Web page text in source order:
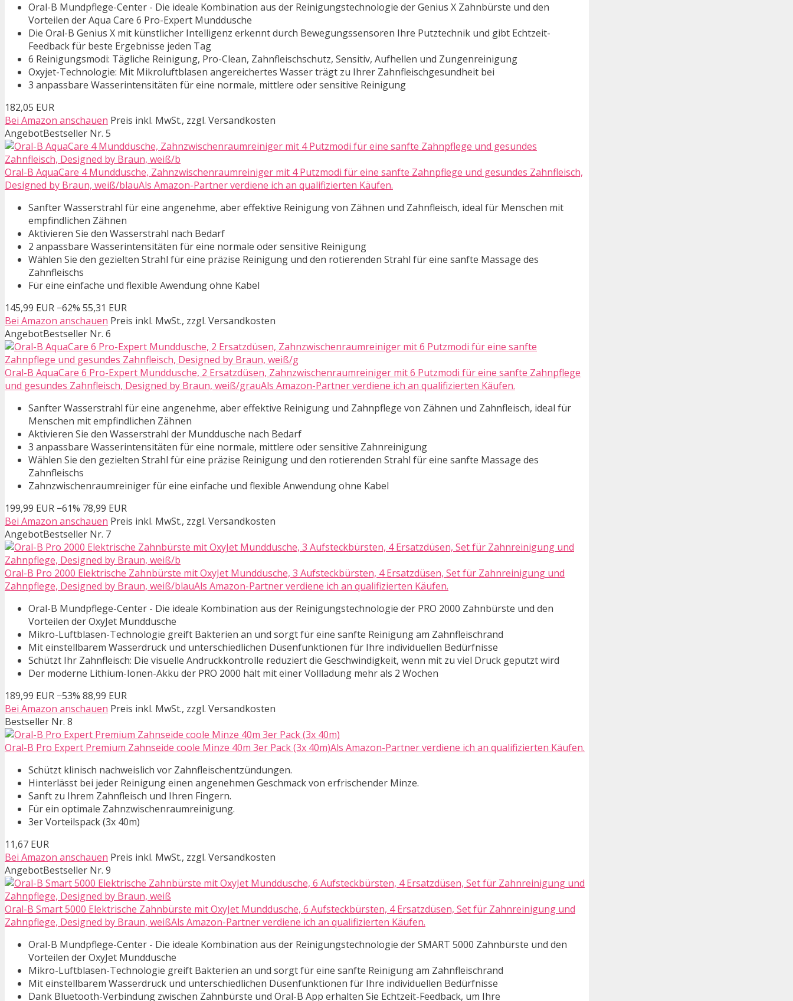
Oral-B Mundpflege-Center - Die ideale Kombination aus der Reinigungstechnologie der Genius X Zahnbürste und den
Vorteilen der Aqua Care 6 Pro-Expert Munddusche
Die Oral-B Genius X mit künstlicher Intelligenz erkennt durch Bewegungssensoren Ihre Putztechnik und gibt Echtzeit-
Feedback für beste Ergebnisse jeden Tag
6 Reinigungsmodi: Tägliche Reinigung, Pro-Clean, Zahnfleischschutz, Sensitiv, Aufhellen und Zungenreinigung
Oxyjet-Technologie: Mit Mikroluftblasen angereichertes Wasser trägt zu Ihrer Zahnfleischgesundheit bei
3 anpassbare Wasserintensitäten für eine normale, mittlere oder sensitive Reinigung
182,05 EUR
Bei Amazon anschauen Preis inkl. MwSt., zzgl. Versandkosten
AngebotBestseller Nr. 5
Oral-B AquaCare 4 Munddusche, Zahnzwischenraumreiniger mit 4 Putzmodi für eine sanfte Zahnpflege und gesundes Zahnfleisch,
Designed by Braun, weiß/blauAls Amazon-Partner verdiene ich an qualifizierten Käufen.
Sanfter Wasserstrahl für eine angenehme, aber effektive Reinigung von Zähnen und Zahnfleisch, ideal für Menschen mit
empfindlichen Zähnen
Aktivieren Sie den Wasserstrahl nach Bedarf
2 anpassbare Wasserintensitäten für eine normale oder sensitive Reinigung
Wählen Sie den gezielten Strahl für eine präzise Reinigung und den rotierenden Strahl für eine sanfte Massage des
Zahnfleischs
Für eine einfache und flexible Awendung ohne Kabel
145,99 EUR −62% 55,31 EUR
Bei Amazon anschauen Preis inkl. MwSt., zzgl. Versandkosten
AngebotBestseller Nr. 6
Oral-B AquaCare 6 Pro-Expert Munddusche, 2 Ersatzdüsen, Zahnzwischenraumreiniger mit 6 Putzmodi für eine sanfte Zahnpflege
und gesundes Zahnfleisch, Designed by Braun, weiß/grauAls Amazon-Partner verdiene ich an qualifizierten Käufen.
Sanfter Wasserstrahl für eine angenehme, aber effektive Reinigung und Zahnpflege von Zähnen und Zahnfleisch, ideal für
Menschen mit empfindlichen Zähnen
Aktivieren Sie den Wasserstrahl der Munddusche nach Bedarf
3 anpassbare Wasserintensitäten für eine normale, mittlere oder sensitive Zahnreinigung
Wählen Sie den gezielten Strahl für eine präzise Reinigung und den rotierenden Strahl für eine sanfte Massage des
Zahnfleischs
Zahnzwischenraumreiniger für eine einfache und flexible Anwendung ohne Kabel
199,99 EUR −61% 78,99 EUR
Bei Amazon anschauen Preis inkl. MwSt., zzgl. Versandkosten
AngebotBestseller Nr. 7
Oral-B Pro 2000 Elektrische Zahnbürste mit OxyJet Munddusche, 3 Aufsteckbürsten, 4 Ersatzdüsen, Set für Zahnreinigung und
Zahnpflege, Designed by Braun, weiß/blauAls Amazon-Partner verdiene ich an qualifizierten Käufen.
Oral-B Mundpflege-Center - Die ideale Kombination aus der Reinigungstechnologie der PRO 2000 Zahnbürste und den
Vorteilen der OxyJet Munddusche
Mikro-Luftblasen-Technologie greift Bakterien an und sorgt für eine sanfte Reinigung am Zahnfleischrand
Mit einstellbarem Wasserdruck und unterschiedlichen Düsenfunktionen für Ihre individuellen Bedürfnisse
Schützt Ihr Zahnfleisch: Die visuelle Andruckkontrolle reduziert die Geschwindigkeit, wenn mit zu viel Druck geputzt wird
Der moderne Lithium-Ionen-Akku der PRO 2000 hält mit einer Vollladung mehr als 2 Wochen
189,99 EUR −53% 88,99 EUR
Bei Amazon anschauen Preis inkl. MwSt., zzgl. Versandkosten
Bestseller Nr. 8
Oral-B Pro Expert Premium Zahnseide coole Minze 40m 3er Pack (3x 40m)Als Amazon-Partner verdiene ich an qualifizierten Käufen.
Schützt klinisch nachweislich vor Zahnfleischentzündungen.
Hinterlässt bei jeder Reinigung einen angenehmen Geschmack von erfrischender Minze.
Sanft zu Ihrem Zahnfleisch und Ihren Fingern.
Für ein optimale Zahnzwischenraumreinigung.
3er Vorteilspack (3x 40m)
11,67 EUR
Bei Amazon anschauen Preis inkl. MwSt., zzgl. Versandkosten
AngebotBestseller Nr. 9
Oral-B Smart 5000 Elektrische Zahnbürste mit OxyJet Munddusche, 6 Aufsteckbürsten, 4 Ersatzdüsen, Set für Zahnreinigung und
Zahnpflege, Designed by Braun, weißAls Amazon-Partner verdiene ich an qualifizierten Käufen.
Oral-B Mundpflege-Center - Die ideale Kombination aus der Reinigungstechnologie der SMART 5000 Zahnbürste und den
Vorteilen der OxyJet Munddusche
Mikro-Luftblasen-Technologie greift Bakterien an und sorgt für eine sanfte Reinigung am Zahnfleischrand
Mit einstellbarem Wasserdruck und unterschiedlichen Düsenfunktionen für Ihre individuellen Bedürfnisse
Dank Bluetooth-Verbindung zwischen Zahnbürste und Oral-B App erhalten Sie Echtzeit-Feedback, um Ihre